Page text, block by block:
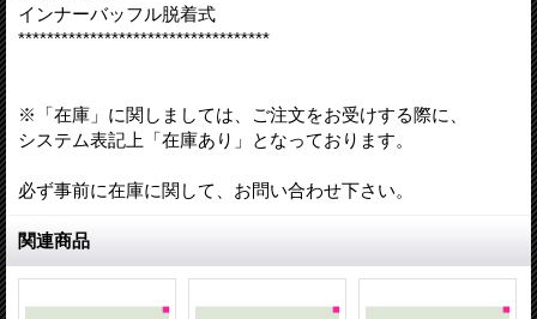
インナーバッフル脱着式
***********************************
※「在庫」に関しましては、ご注文をお受けする際に、
システム表記上「在庫あり」となっております。
必ず事前に在庫に関して、お問い合わせ下さい。
関連商品